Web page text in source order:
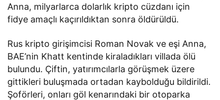
Anna, milyarlarca dolarlık kripto cüzdanı için
fidye amaçlı kaçırıldıktan sonra öldürüldü.
Rus kripto girişimcisi Roman Novak ve eşi Anna,
BAE’nin Khatt kentinde kiraladıkları villada ölü
bulundu. Çiftin, yatırımcılarla görüşmek üzere
gittikleri buluşmada ortadan kaybolduğu bildirildi.
Şoförleri, onları göl kenarındaki bir otoparka